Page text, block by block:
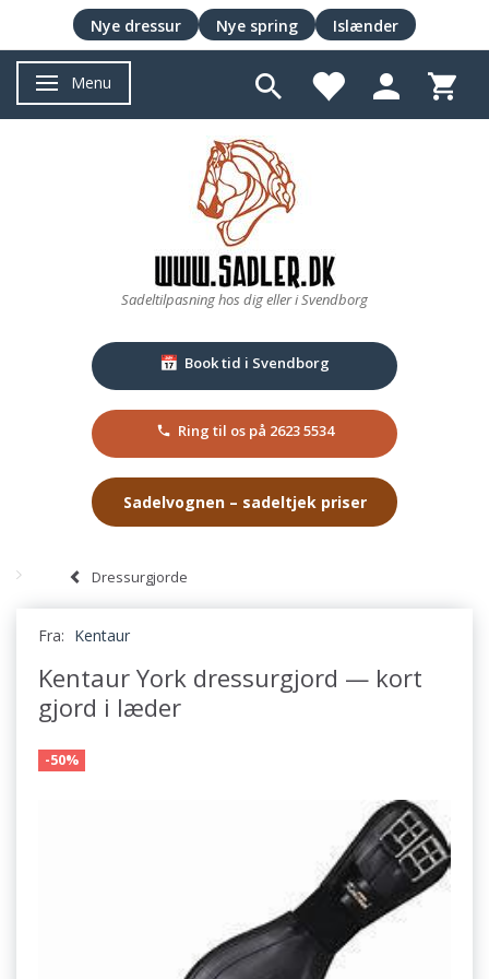
Skifte navigation
Menu
Sadeltilpasning hos dig eller i Svendborg
📅 Book tid i Svendborg
Ring til os på 2623 5534
Sadelvognen – sadeltjek priser
Dressurgjorde
Fra: Kentaur
Kentaur York dressurgjord — kort
gjord i læder
-50%
Nye dressur Nye spring Islænder